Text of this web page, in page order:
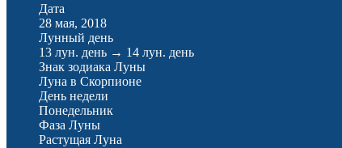
Дата
28 мая, 2018
Лунный день
13 лун. день → 14 лун. день
Знак зодиака Луны
Луна в Скорпионе
День недели
Понедельник
Фаза Луны
Растущая Луна